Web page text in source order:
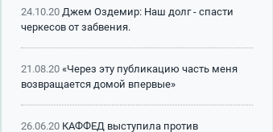
24.10.20 Джем Оздемир: Наш долг - спасти
черкесов от забвения.
21.08.20 «Через эту публикацию часть меня
возвращается домой впервые»
26.06.20 КАФФЕД выступила против